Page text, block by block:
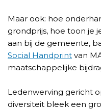
Maar ook: hoe
grondprijs, hoe toon je
aan bij de gemeente,
Social Handprint van
maatschappelijke
Ledenwerving gericht
diversiteit bleek een